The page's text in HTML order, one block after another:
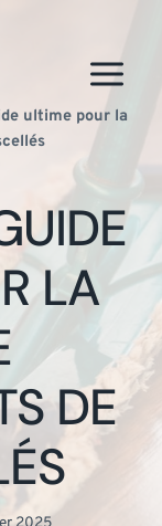
ultime pour la
LA
DE